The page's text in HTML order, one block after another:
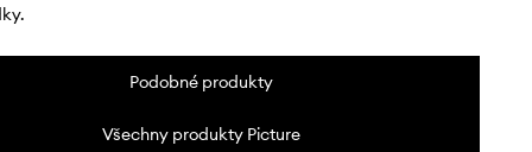
Podobné produkty
Všechny produkty Picture